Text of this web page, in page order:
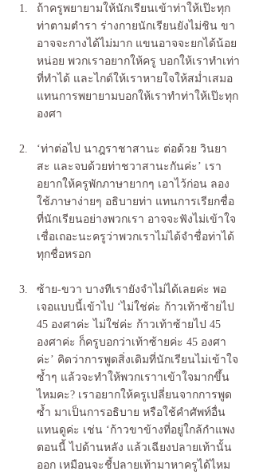
ถ้าครูพยายามให้นักเรียนเข้าท่าให้เป๊ะทุก
ท่าตามตำรา ร่างกายนักเรียนยังไม่ชิน ขา
อาจจะกางได้ไม่มาก แขนอาจจะยกได้น้อย
หน่อย พวกเราอยากให้ครู บอกให้เราทำเท่า
ที่ทำได้ และไกด์ให้เราหายใจให้สม่ำเสมอ
แทนการพยายามบอกให้เราทำท่าให้เป๊ะทุก
องศา
‘ท่าต่อไป นาฎราชาสานะ ต่อด้วย วินยา
สะ และจบด้วยท่าชวาสานะกันค่ะ’ เรา
อยากให้ครูพักภาษายากๆ เอาไว้ก่อน ลอง
ใช้ภาษาง่ายๆ อธิบายท่า แทนการเรียกชื่อ
ที่นักเรียนอย่างพวกเรา อาจจะฟังไม่เข้าใจ
เชื่อเถอะนะครูว่าพวกเราไม่ได้จำชื่อท่าได้
ทุกชื่อหรอก
ซ้าย-ขวา บางทีเรายังจำไม่ได้เลยค่ะ พอ
เจอแบบนี้เข้าไป ‘ไม่ใช่ค่ะ ก้าวเท้าซ้ายไป
45 องศาค่ะ ไม่ใช่ค่ะ ก้าวเท้าซ้ายไป 45
องศาค่ะ ก็ครูบอกว่าเท้าซ้ายค่ะ 45 องศา
ค่ะ’ คิดว่าการพูดสิ่งเดิมที่นักเรียนไม่เข้าใจ
ซ้ำๆ แล้วจะทำให้พวกเราาเข้าใจมากขึ้น
ไหมคะ? เราอยากให้ครูเปลี่ยนจากการพูด
ซ้ำ มาเป็นการอธิบาย หรือใช้คำศัพท์อื่น
แทนดูค่ะ เช่น ‘ก้าวขาข้างที่อยู่ใกล้กำแพง
ตอนนี้ ไปด้านหลัง แล้วเฉียงปลายเท้านั้น
ออก เหมือนจะชี้ปลายเท้ามาหาครูได้ไหม